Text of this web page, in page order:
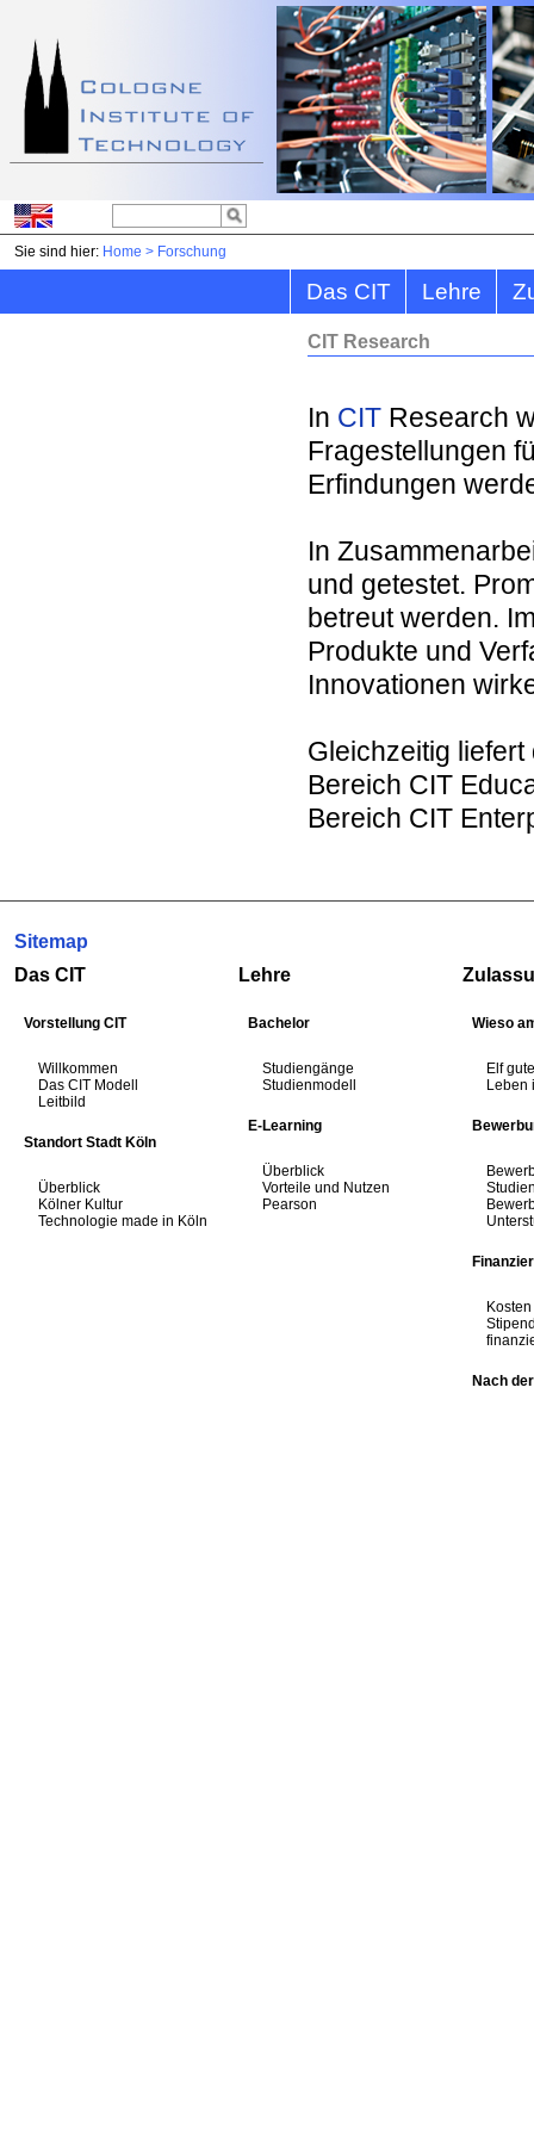
Sie sind hier: Home > Forschung
Das CIT Lehre
CIT Research
In CIT Research
Fragestellungen
Erfindungen
In
und getestet.
betreut werden.
Produkte und
Innovationen
Gleichzeitig
Bereich CIT
Bereich CIT
Sitemap
Das CIT
Vorstellung CIT
Willkommen
Das CIT Modell
Leitbild
Standort Stadt Köln
Überblick
Kölner Kultur
Technologie made in Köln
Lehre
Bachelor
Studiengänge
Studienmodell
E-Learning
Überblick
Vorteile und Nutzen
Pearson
Wieso
Elf
Leben
Nach